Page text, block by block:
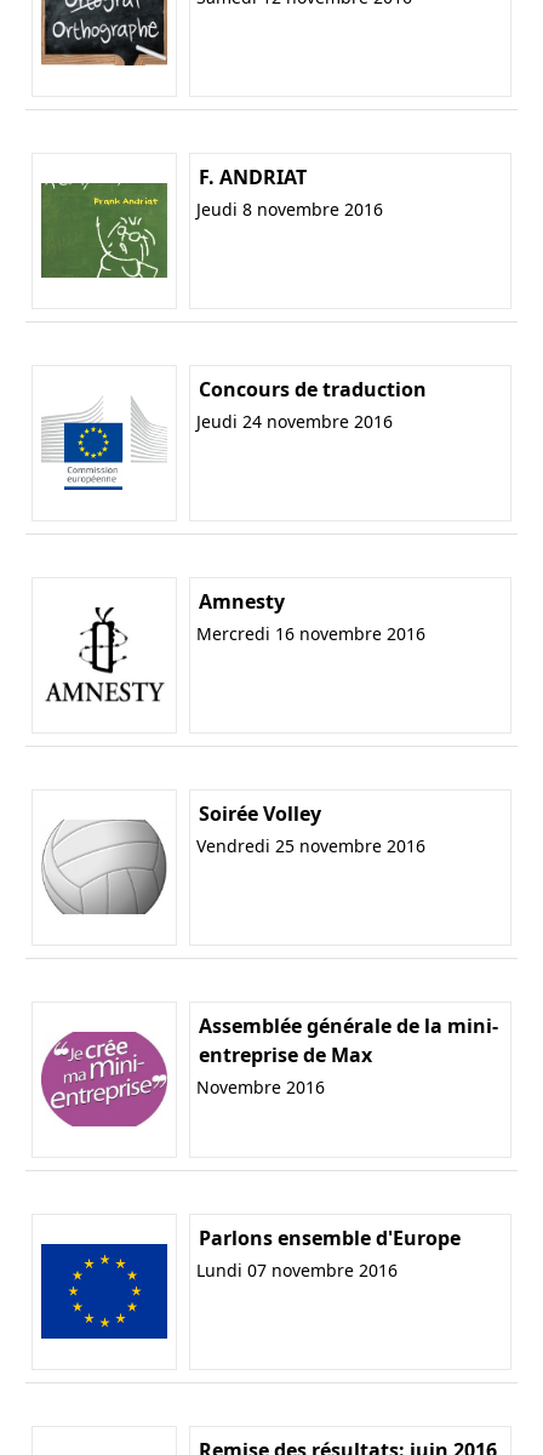
F. ANDRIAT
Jeudi 8 novembre 2016
Concours de traduction
Jeudi 24 novembre 2016
Amnesty
Mercredi 16 novembre 2016
Soirée Volley
Vendredi 25 novembre 2016
Assemblée générale de la mini-
entreprise de Max
Novembre 2016
Parlons ensemble d'Europe
Lundi 07 novembre 2016